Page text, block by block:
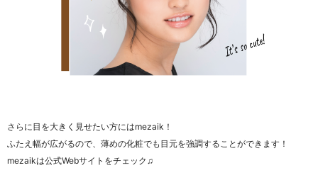
さらに目を大きく見せたい方にはmezaik！
ふたえ幅が広がるので、薄めの化粧でも目元を強調することができます！
mezaikは公式Webサイトをチェック♫